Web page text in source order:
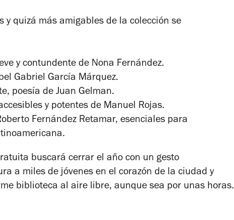
y quizá más amigables de la colección se
y contundente de Nona Fernández.
Gabriel García Márquez.
, poesía de Juan Gelman.
y potentes de Manuel Rojas.
Fernández Retamar, esenciales para
buscará cerrar el año con un gesto
a miles de jóvenes en el corazón de la ciudad y
biblioteca al aire libre, aunque sea por unas horas.